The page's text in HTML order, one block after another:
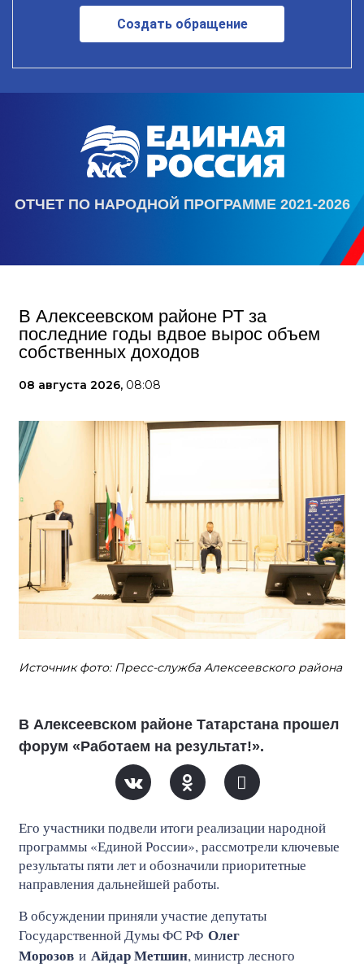
Создать обращение
ОТЧЕТ ПО НАРОДНОЙ ПРОГРАММЕ 2021-2026
В Алексеевском районе РТ за
последние годы вдвое вырос объем
собственных доходов
08 августа 2026, 08:08
Источник фото: Пресс-служба Алексеевского района
В Алексеевском районе Татарстана прошел
форум «Работаем на результат!».
Его участники подвели итоги реализации народной
программы «Единой России», рассмотрели ключевые
результаты пяти лет и обозначили приоритетные
направления дальнейшей работы.
В обсуждении приняли участие депутаты
Государственной Думы ФС РФ Олег
Морозов и Айдар Метшин, министр лесного